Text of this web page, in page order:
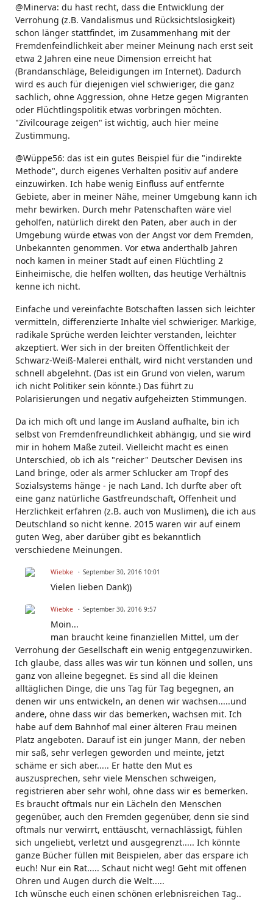
@Minerva: du hast recht, dass die Entwicklung der
Verrohung (z.B. Vandalismus und Rücksichtslosigkeit)
schon länger stattfindet, im Zusammenhang mit der
Fremdenfeindlichkeit aber meiner Meinung nach erst seit
etwa 2 Jahren eine neue Dimension erreicht hat
(Brandanschläge, Beleidigungen im Internet). Dadurch
wird es auch für diejenigen viel schwieriger, die ganz
sachlich, ohne Aggression, ohne Hetze gegen Migranten
oder Flüchtlingspolitik etwas vorbringen möchten.
"Zivilcourage zeigen" ist wichtig, auch hier meine
Zustimmung.
@Wüppe56: das ist ein gutes Beispiel für die "indirekte
Methode", durch eigenes Verhalten positiv auf andere
einzuwirken. Ich habe wenig Einfluss auf entfernte
Gebiete, aber in meiner Nähe, meiner Umgebung kann ich
mehr bewirken. Durch mehr Patenschaften wäre viel
geholfen, natürlich direkt den Paten, aber auch in der
Umgebung würde etwas von der Angst vor dem Fremden,
Unbekannten genommen. Vor etwa anderthalb Jahren
noch kamen in meiner Stadt auf einen Flüchtling 2
Einheimische, die helfen wollten, das heutige Verhältnis
kenne ich nicht.
Einfache und vereinfachte Botschaften lassen sich leichter
vermitteln, differenzierte Inhalte viel schwieriger. Markige,
radikale Sprüche werden leichter verstanden, leichter
akzeptiert. Wer sich in der breiten Öffentlichkeit der
Schwarz-Weiß-Malerei enthält, wird nicht verstanden und
schnell abgelehnt. (Das ist ein Grund von vielen, warum
ich nicht Politiker sein könnte.) Das führt zu
Polarisierungen und negativ aufgeheizten Stimmungen.
Da ich mich oft und lange im Ausland aufhalte, bin ich
selbst von Fremdenfreundlichkeit abhängig, und sie wird
mir in hohem Maße zuteil. Vielleicht macht es einen
Unterschied, ob ich als "reicher" Deutscher Devisen ins
Land bringe, oder als armer Schlucker am Tropf des
Sozialsystems hänge - je nach Land. Ich durfte aber oft
eine ganz natürliche Gastfreundschaft, Offenheit und
Herzlichkeit erfahren (z.B. auch von Muslimen), die ich aus
Deutschland so nicht kenne. 2015 waren wir auf einem
guten Weg, aber darüber gibt es bekanntlich
verschiedene Meinungen.
Wiebke September 30, 2016 10:01
Vielen lieben Dank))
Wiebke September 30, 2016 9:57
Moin...
man braucht keine finanziellen Mittel, um der
Verrohung der Gesellschaft ein wenig entgegenzuwirken.
Ich glaube, dass alles was wir tun können und sollen, uns
ganz von alleine begegnet. Es sind all die kleinen
alltäglichen Dinge, die uns Tag für Tag begegnen, an
denen wir uns entwickeln, an denen wir wachsen.....und
andere, ohne dass wir das bemerken, wachsen mit. Ich
habe auf dem Bahnhof mal einer älteren Frau meinen
Platz angeboten. Darauf ist ein junger Mann, der neben
mir saß, sehr verlegen geworden und meinte, jetzt
schäme er sich aber..... Er hatte den Mut es
auszusprechen, sehr viele Menschen schweigen,
registrieren aber sehr wohl, ohne dass wir es bemerken.
Es braucht oftmals nur ein Lächeln den Menschen
gegenüber, auch den Fremden gegenüber, denn sie sind
oftmals nur verwirrt, enttäuscht, vernachlässigt, fühlen
sich ungeliebt, verletzt und ausgegrenzt..... Ich könnte
ganze Bücher füllen mit Beispielen, aber das erspare ich
euch! Nur ein Rat..... Schaut nicht weg! Geht mit offenen
Ohren und Augen durch die Welt.....
Ich wünsche euch einen schönen erlebnisreichen Tag..